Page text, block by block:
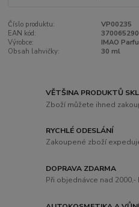
Číslo produktu:
VP00235
EAN kód:
Výrobce:
IMAO
Obsah lahvičky:
30 ml
VĚTŠINA PRODUKTŮ
Zboží můžete ihned
RYCHLÉ ODESLÁNÍ
Zakoupené zboží
DOPRAVA ZDARMA
Při objednávce nad